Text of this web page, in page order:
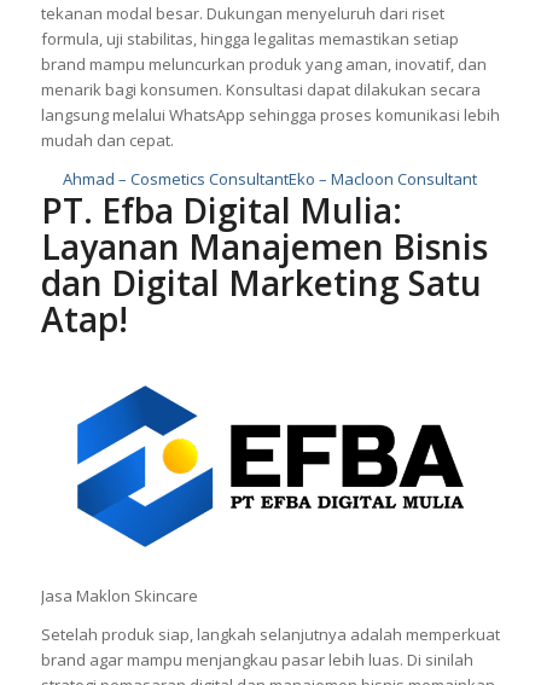
tekanan modal besar. Dukungan menyeluruh dari riset
formula, uji stabilitas, hingga legalitas memastikan setiap
brand mampu meluncurkan produk yang aman, inovatif, dan
menarik bagi konsumen. Konsultasi dapat dilakukan secara
langsung melalui WhatsApp sehingga proses komunikasi lebih
mudah dan cepat.
Ahmad – Cosmetics ConsultantEko – Macloon Consultant
PT. Efba Digital Mulia:
Layanan Manajemen Bisnis
dan Digital Marketing Satu
Atap!
Jasa Maklon Skincare
Setelah produk siap, langkah selanjutnya adalah memperkuat
brand agar mampu menjangkau pasar lebih luas. Di sinilah